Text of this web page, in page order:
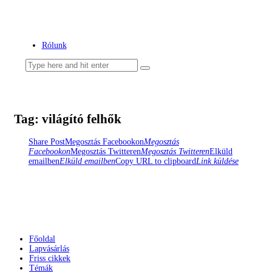
Rólunk
Tag: világító felhők
Share PostMegosztás FacebookonMegosztás
FacebookonMegosztás TwitterenMegosztás TwitterenElküld
emailbenElküld emailbenCopy URL to clipboardLink küldése
Főoldal
Lapvásárlás
Friss cikkek
Témák